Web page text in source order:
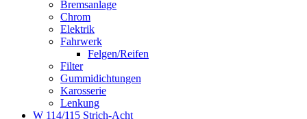
Bremsanlage
Chrom
Elektrik
Fahrwerk
Felgen/Reifen
Filter
Gummidichtungen
Karosserie
Lenkung
W 114/115 Strich-Acht